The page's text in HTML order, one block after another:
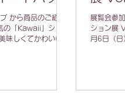
から商品のご紹介
の「Kawaii」シリー
味しくてかわいいス
展覧会参
ション展
月6日（日